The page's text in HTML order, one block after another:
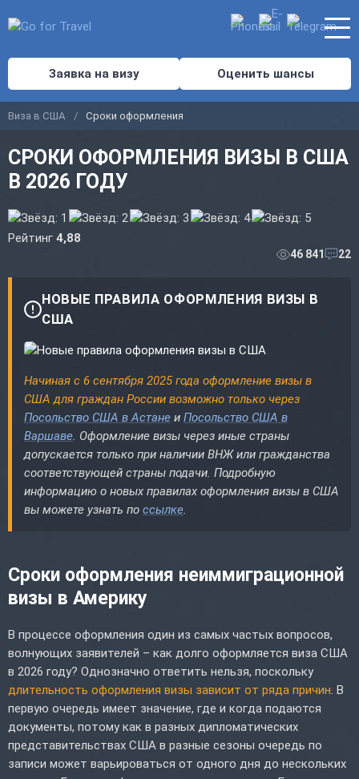
Заявка на визу Оценить шансы
Виза в США Сроки оформления
СРОКИ ОФОРМЛЕНИЯ ВИЗЫ В США
В 2026 ГОДУ
Рейтинг 4,88
46 841 22
НОВЫЕ ПРАВИЛА ОФОРМЛЕНИЯ ВИЗЫ В
США
Начиная с 6 сентября 2025 года оформление визы в
США для граждан России возможно только через
Посольство США в Астане и Посольство США в
Варшаве . Оформление визы через иные страны
допускается только при наличии ВНЖ или гражданства
соответствующей страны подачи. Подробную
информацию о новых правилах оформления визы в США
вы можете узнать по ссылке
Сроки оформления неиммиграционной
визы в Америку
В процессе оформления один из самых частых вопросов,
волнующих заявителей – как долго оформляется виза США
в 2026 году? Однозначно ответить нельзя, поскольку
длительность оформления визы зависит от ряда причин . В
первую очередь имеет значение, где и когда подаются
документы, потому как в разных дипломатических
представительствах США в разные сезоны очередь по
записи может варьироваться от одного дня до нескольких